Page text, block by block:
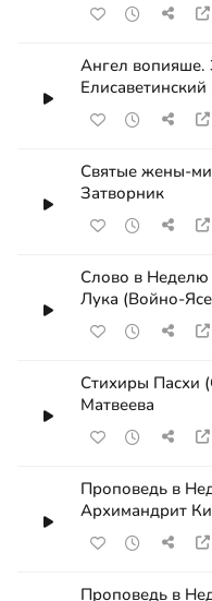
Ангел вопияше.
Святые жены-
Затворник
Слово в
Лука (Войно-
Стихиры Пасхи
Матвеева
Проповедь в
Архимандрит
Проповедь в